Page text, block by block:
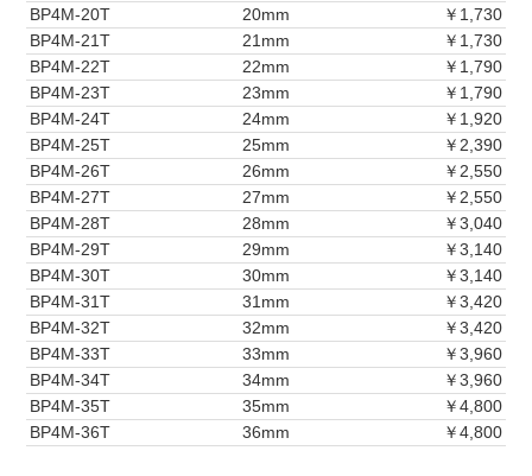
BP4M-20T
20mm
￥1,730
BP4M-21T
21mm
￥1,730
BP4M-22T
22mm
￥1,790
BP4M-23T
23mm
￥1,790
BP4M-24T
24mm
￥1,920
BP4M-25T
25mm
￥2,390
BP4M-26T
26mm
￥2,550
BP4M-27T
27mm
￥2,550
BP4M-28T
28mm
￥3,040
BP4M-29T
29mm
￥3,140
BP4M-30T
30mm
￥3,140
BP4M-31T
31mm
￥3,420
BP4M-32T
32mm
￥3,420
BP4M-33T
33mm
￥3,960
BP4M-34T
34mm
￥3,960
BP4M-35T
35mm
￥4,800
BP4M-36T
36mm ￥4,800